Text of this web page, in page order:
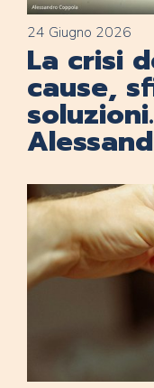
24 Giugno 2026
La crisi
cause,